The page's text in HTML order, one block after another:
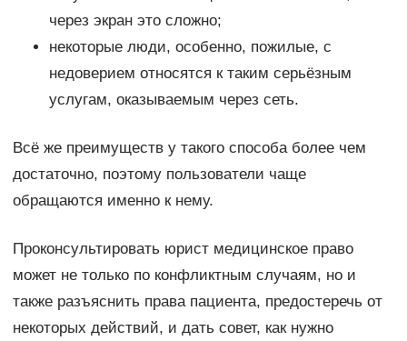
через экран это сложно;
некоторые люди, особенно, пожилые, с
недоверием относятся к таким серьёзным
услугам, оказываемым через сеть.
Всё же преимуществ у такого способа более чем
достаточно, поэтому пользователи чаще
обращаются именно к нему.
Проконсультировать юрист медицинское право
может не только по конфликтным случаям, но и
также разъяснить права пациента, предостеречь от
некоторых действий, и дать совет, как нужно